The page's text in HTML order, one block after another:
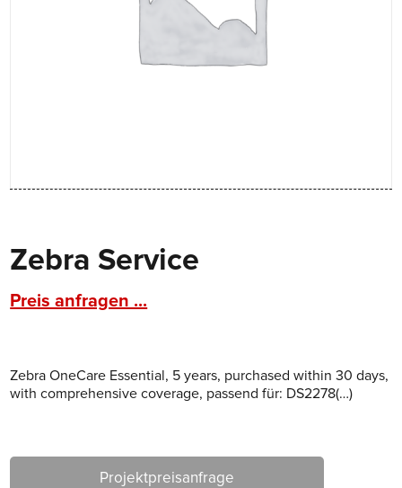
Zebra Service
Preis anfragen ...
Zebra OneCare Essential, 5 years, purchased within 30 days,
with comprehensive coverage, passend für: DS2278(…)
Projektpreisanfrage